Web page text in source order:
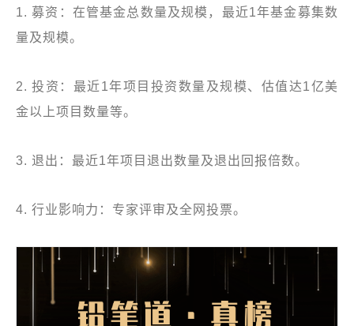
1. 募资：在管基金总数量及规模，最近1年基金募集数
量及规模。
2. 投资：最近1年项目投资数量及规模、估值达1亿美
金以上项目数量等。
3. 退出：最近1年项目退出数量及退出回报倍数。
4. 行业影响力：专家评审及全网投票。